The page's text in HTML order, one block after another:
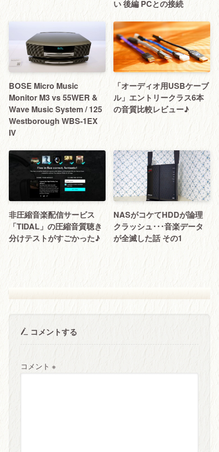
い 後編 PCとの接続
BOSE Micro Music
Monitor M3 vs 55WER &
Wave Music System / 125
Westborough WBS-1EX
IV
「オーディオ用USBケーブ
ル」エントリークラス6本
の音質比較レビュー♪
非圧縮音楽配信サービス
「TIDAL」の圧縮音質聴き
分けテストがすごかった♪
NASがコケてHDDが論理
クラッシュ･･･音楽データ
が全滅した話 その1
コメントする
コメント※